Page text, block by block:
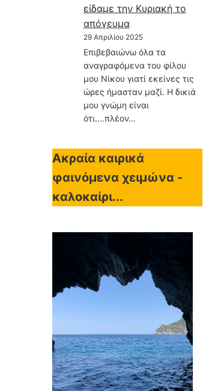
είδαμε την Κυριακή το
απόγευμα
29 Απριλίου 2025
Επιβεβαιώνω όλα τα
αναγραφόμενα του φίλου
μου Νίκου γιατί εκείνες τις
ώρες ήμασταν μαζί. Η δικιά
μου γνώμη είναι
ότι....πλέον…
Ακραία καιρικά
φαινόμενα χειμώνα -
καλοκαίρι...